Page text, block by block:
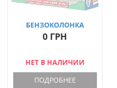
БЕНЗОКОЛОНКА
(OUTTA GAS)
0 ГРН
НЕТ В НАЛИЧИИ
ПОДРОБНЕЕ